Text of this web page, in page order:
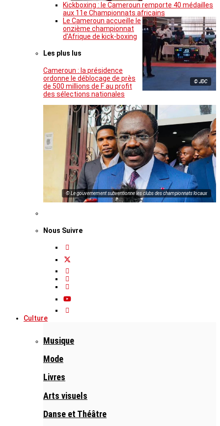
Kickboxing : le Cameroun remporte 40 médailles
aux 11e Championnats africains
© JDC
Le Cameroun accueille le
onzième championnat
d’Afrique de kick-boxing
Les plus lus
Cameroun : la présidence
ordonne le déblocage de près
de 500 millions de F au profit
des sélections nationales
© Le gouvernement subventionne les clubs des championnats locaux
Nous Suivre
Culture
Musique
Mode
Livres
Arts visuels
Danse et Théâtre